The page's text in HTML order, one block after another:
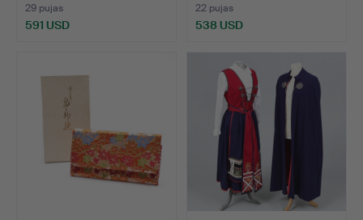
29 pujas
591 USD
22 pujas
538 USD